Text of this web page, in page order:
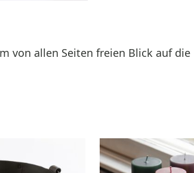
von allen Seiten freien Blick auf